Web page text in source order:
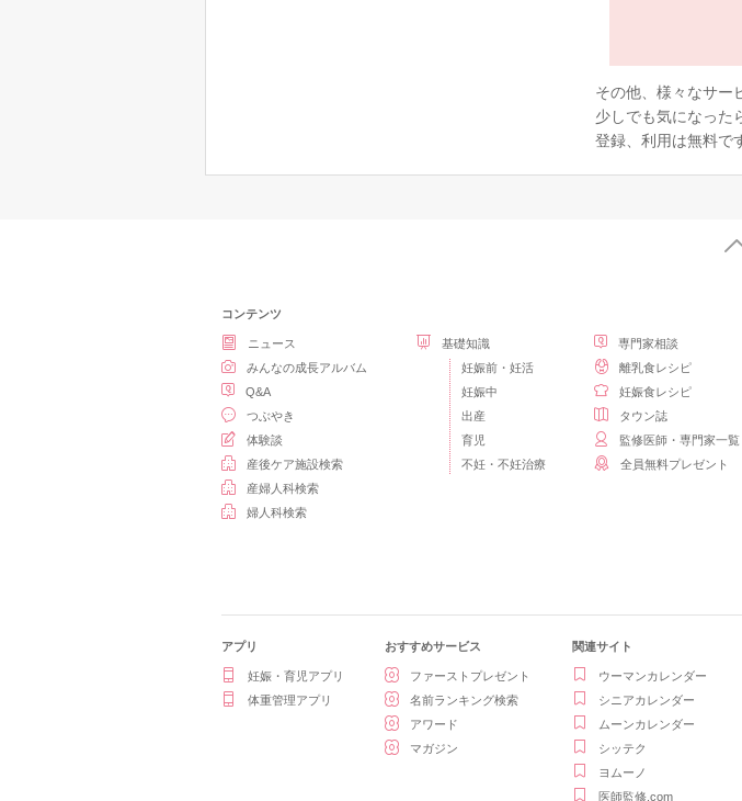
その他、様々なサー
少しでも気になった
登録、利用は無料で
コンテンツ
ニュース
みんなの成長アルバム
Q&A
つぶやき
体験談
産後ケア施設検索
産婦人科検索
婦人科検索
基礎知識
妊娠前・妊活
妊娠中
出産
育児
不妊・不妊治療
専門家相談
離乳食レシピ
妊娠食レシピ
タウン誌
監修医師・専門家一覧
全員無料プレゼント
アプリ
妊娠・育児アプリ
体重管理アプリ
おすすめサービス
ファーストプレゼント
名前ランキング検索
アワード
マガジン
関連サイト
ウーマンカレンダー
シニアカレンダー
ムーンカレンダー
シッテク
ヨムーノ
医師監修.com